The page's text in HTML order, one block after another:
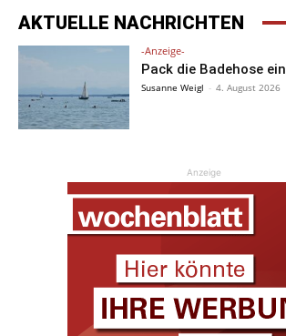
AKTUELLE NACHRICHTEN
-Anzeige-
Pack die Badehose ein
Susanne Weigl - 4. August 2026
Anzeige